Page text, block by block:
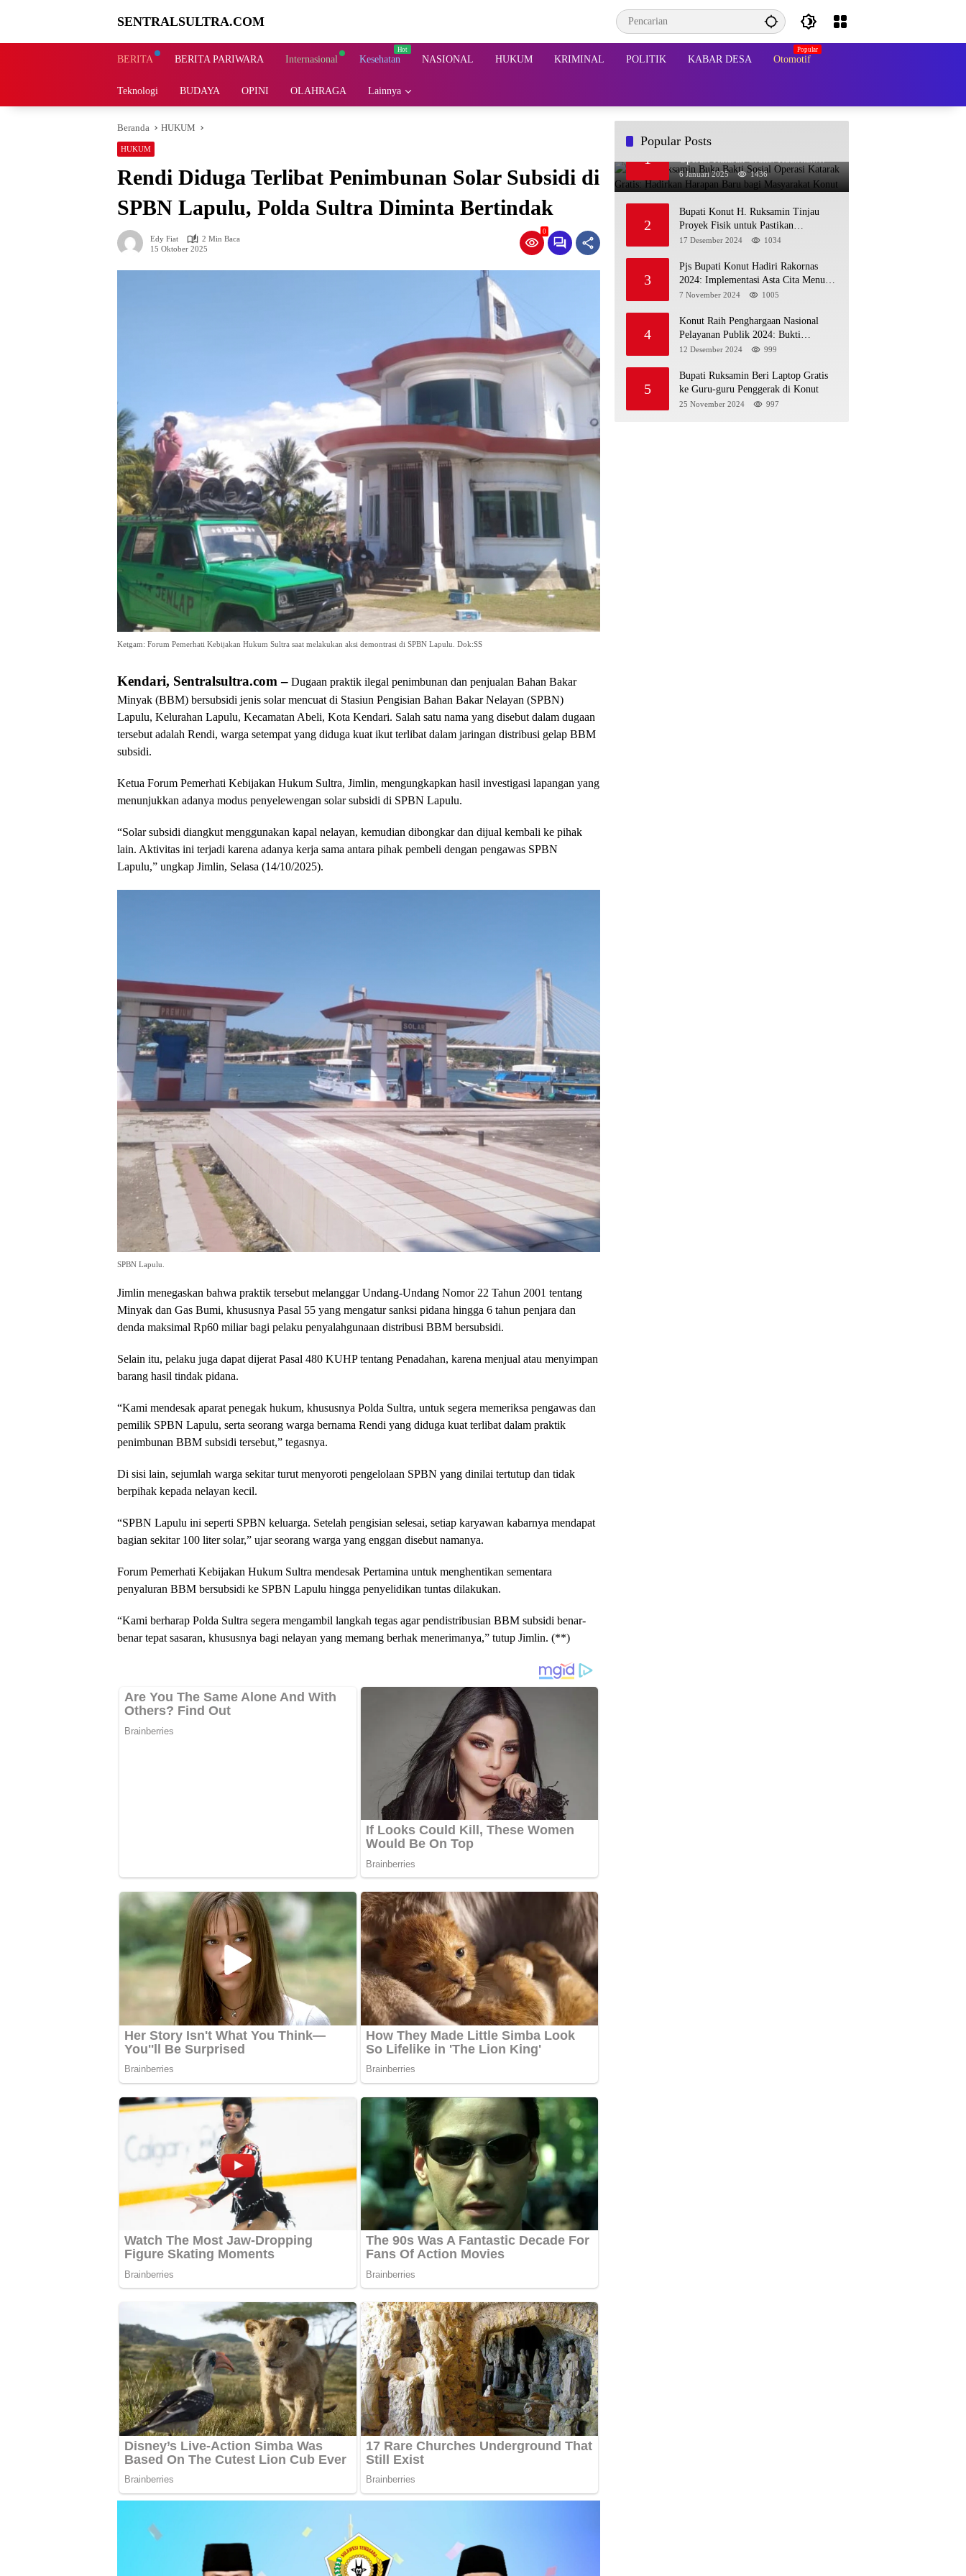
SENTRALSULTRA.COM
BERITA BERITA PARIWARA Internasional Kesehatan NASIONAL HUKUM KRIMINAL POLITIK KABAR DESA Otomotif
Teknologi BUDAYA OPINI OLAHRAGA Lainnya
Beranda HUKUM
HUKUM
Rendi Diduga Terlibat Penimbunan Solar Subsidi di
SPBN Lapulu, Polda Sultra Diminta Bertindak
Edy Fiat
2 Min Baca
15 Oktober 2025
0
Ketgam: Forum Pemerhati Kebijakan Hukum Sultra saat melakukan aksi demontrasi di SPBN Lapulu. Dok:SS
Kendari, Sentralsultra.com – Dugaan praktik ilegal penimbunan dan penjualan Bahan Bakar
Minyak (BBM) bersubsidi jenis solar mencuat di Stasiun Pengisian Bahan Bakar Nelayan (SPBN)
Lapulu, Kelurahan Lapulu, Kecamatan Abeli, Kota Kendari. Salah satu nama yang disebut dalam dugaan
tersebut adalah Rendi, warga setempat yang diduga kuat ikut terlibat dalam jaringan distribusi gelap BBM
subsidi.
Ketua Forum Pemerhati Kebijakan Hukum Sultra, Jimlin, mengungkapkan hasil investigasi lapangan yang
menunjukkan adanya modus penyelewengan solar subsidi di SPBN Lapulu.
“Solar subsidi diangkut menggunakan kapal nelayan, kemudian dibongkar dan dijual kembali ke pihak
lain. Aktivitas ini terjadi karena adanya kerja sama antara pihak pembeli dengan pengawas SPBN
Lapulu,” ungkap Jimlin, Selasa (14/10/2025).
SPBN Lapulu.
Jimlin menegaskan bahwa praktik tersebut melanggar Undang-Undang Nomor 22 Tahun 2001 tentang
Minyak dan Gas Bumi, khususnya Pasal 55 yang mengatur sanksi pidana hingga 6 tahun penjara dan
denda maksimal Rp60 miliar bagi pelaku penyalahgunaan distribusi BBM bersubsidi.
Selain itu, pelaku juga dapat dijerat Pasal 480 KUHP tentang Penadahan, karena menjual atau menyimpan
barang hasil tindak pidana.
“Kami mendesak aparat penegak hukum, khususnya Polda Sultra, untuk segera memeriksa pengawas dan
pemilik SPBN Lapulu, serta seorang warga bernama Rendi yang diduga kuat terlibat dalam praktik
penimbunan BBM subsidi tersebut,” tegasnya.
Di sisi lain, sejumlah warga sekitar turut menyoroti pengelolaan SPBN yang dinilai tertutup dan tidak
berpihak kepada nelayan kecil.
“SPBN Lapulu ini seperti SPBN keluarga. Setelah pengisian selesai, setiap karyawan kabarnya mendapat
bagian sekitar 100 liter solar,” ujar seorang warga yang enggan disebut namanya.
Forum Pemerhati Kebijakan Hukum Sultra mendesak Pertamina untuk menghentikan sementara
penyaluran BBM bersubsidi ke SPBN Lapulu hingga penyelidikan tuntas dilakukan.
“Kami berharap Polda Sultra segera mengambil langkah tegas agar pendistribusian BBM subsidi benar-
benar tepat sasaran, khususnya bagi nelayan yang memang berhak menerimanya,” tutup Jimlin. (**)
Popular Posts
1
Bupati Ruksamin Buka Bakti Sosial
Operasi Katarak Gratis: Hadirkan
Harapan Baru bagi Masyarakat Konut
6 Januari 2025 1436
2
Bupati Konut H. Ruksamin Tinjau
Proyek Fisik untuk Pastikan
Kesesuaian dengan Perencanaan
17 Desember 2024 1034
3
Pjs Bupati Konut Hadiri Rakornas
2024: Implementasi Asta Cita Menuju
Indonesia Emas
7 November 2024 1005
4
Konut Raih Penghargaan Nasional
Pelayanan Publik 2024: Bukti
Komitmen Menuju Pelayanan Prima
12 Desember 2024 999
5
Bupati Ruksamin Beri Laptop Gratis
ke Guru-guru Penggerak di Konut
25 November 2024 997